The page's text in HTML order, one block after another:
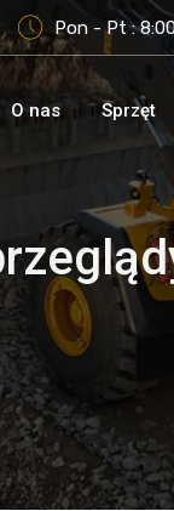
Pon - Pt :
O nas Sprzęt